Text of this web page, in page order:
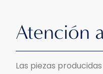
Atención
Las piezas